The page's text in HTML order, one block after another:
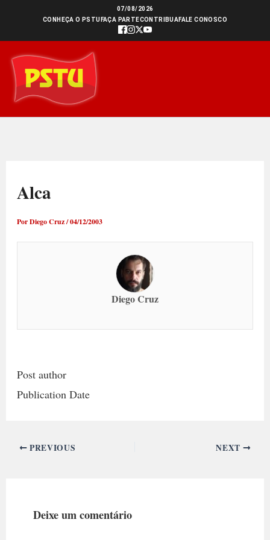
conteúdo
07/08/2026
CONHEÇA O PSTU FAÇA PARTECONTRIBUAFALE CONOSCO
Alca
PorDiego Cruz/04/12/2003
Diego Cruz
Post author
Publication Date
PREVIOUS NEXT
Deixe um comentário